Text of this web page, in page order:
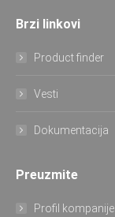
Brzi linkovi
Product finder
Vesti
Dokumentacija
Preuzmite
Profil kompanije